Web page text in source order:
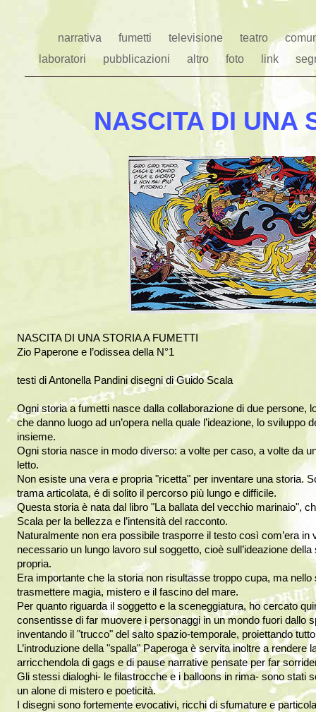
narrativa fumetti televisione teatro
laboratori
pubblicazioni altro foto link
NASCITA DI UNA
NASCITA DI UNA STORIA A FUMETTI
Zio Paperone e l’odissea della N°1
testi di Antonella Pandini disegni di Guido Scala
Ogni storia a fumetti nasce dalla collaborazione di due persone,
che danno luogo ad un’opera nella quale l’ideazione, lo sviluppo
insieme.
Ogni storia nasce in modo diverso: a volte per caso, a volte da
letto.
Non esiste una vera e propria "ricetta" per inventare una storia.
trama articolata, é di solito il percorso più lungo e difficile.
Questa storia è nata dal libro "La ballata del vecchio marinaio",
Scala per la bellezza e l’intensità del racconto.
Naturalmente non era possibile trasporre il testo così com’era
necessario un lungo lavoro sul soggetto, cioè sull’ideazione
propria.
Era importante che la storia non risultasse troppo cupa, ma
trasmettere magia, mistero e il fascino del mare.
Per quanto riguarda il soggetto e la sceneggiatura, ho cercato
consentisse di far muovere i personaggi in un mondo fuori dallo
inventando il "trucco" del salto spazio-temporale, proiettando
L’introduzione della "spalla" Paperoga è servita inoltre a rendere
arricchendola di gags e di pause narrative pensate per far
Gli stessi dialoghi- le filastrocche e i balloons in rima- sono stati
un alone di mistero e poeticità.
I disegni sono fortemente evocativi, ricchi di sfumature e